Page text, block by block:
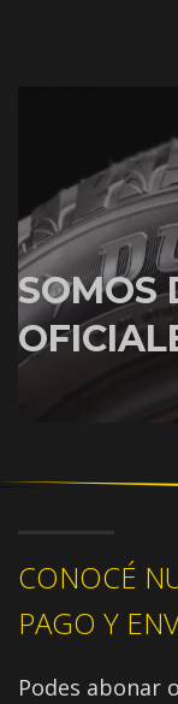
SOMOS
CONOCÉ
PAGO Y
Podes abonar